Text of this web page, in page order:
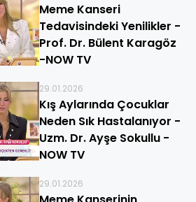
Meme Kanseri
Tedavisindeki Yenilikler -
Prof. Dr. Bülent Karagöz
-NOW TV
29.01.2026
Kış Aylarında Çocuklar
Neden Sık Hastalanıyor -
Uzm. Dr. Ayşe Sokullu -
NOW TV
29.01.2026